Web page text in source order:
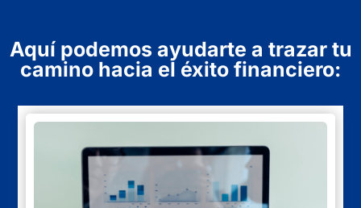
Aquí podemos ayudarte a trazar tu
camino hacia el éxito financiero:​